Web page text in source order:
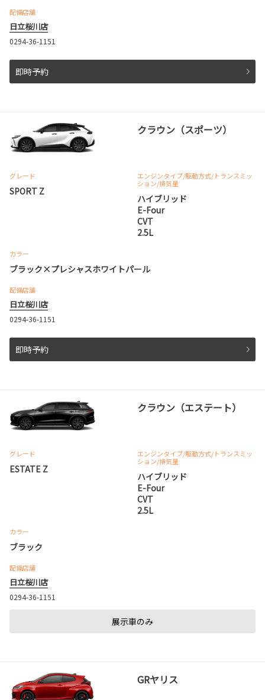
配備店舗
日立桜川店
0294-36-1151
即時予約
クラウン（スポーツ）
グレード
SPORT Z
エンジンタイプ/駆動方式/トランスミッ
ション/排気量
ハイブリッド
E-Four
CVT
2.5L
カラー
ブラック×プレシャスホワイトパール
配備店舗
日立桜川店
0294-36-1151
即時予約
クラウン（エステート）
グレード
ESTATE Z
エンジンタイプ/駆動方式/トランスミッ
ション/排気量
ハイブリッド
E-Four
CVT
2.5L
カラー
ブラック
配備店舗
日立桜川店
0294-36-1151
展示車のみ
GRヤリス